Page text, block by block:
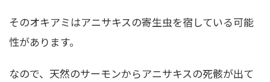
そのオキアミはアニサキスの寄生虫を宿している可能
性があります。
なので、天然のサーモンからアニサキスの死骸が出て